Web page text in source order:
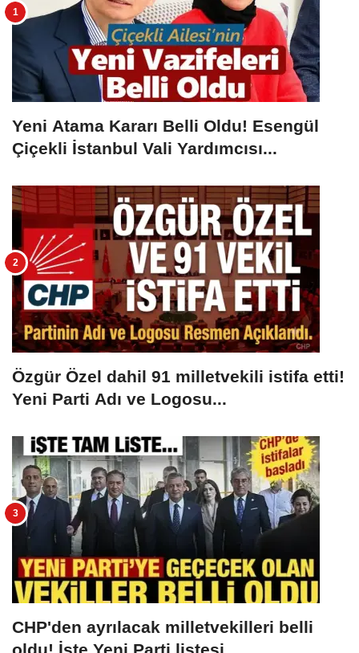
Yeni Atama Kararı Belli Oldu! Esengül
Çiçekli İstanbul Vali Yardımcısı...
Özgür Özel dahil 91 milletvekili istifa etti!
Yeni Parti Adı ve Logosu...
CHP'den ayrılacak milletvekilleri belli